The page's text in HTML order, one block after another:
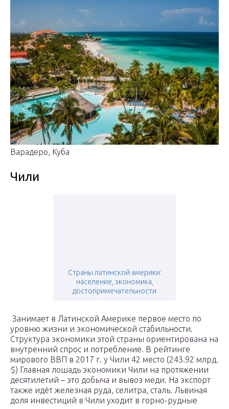
Варадеро, Куба
Чили
Страны латинской америки:
население, экономика,
достопримечательности
Занимает в Латинской Америке первое место по
уровню жизни и экономической стабильности.
Структура экономики этой страны ориентирована на
внутренний спрос и потребление. В рейтинге
мирового ВВП в 2017 г. у Чили 42 место (243.92 млрд.
$) Главная лошадь экономики Чили на протяжении
десятилетий – это добыча и вывоз меди. На экспорт
также идёт железная руда, селитра, сталь. Львиная
доля инвестиций в Чили уходит в горно-рудные